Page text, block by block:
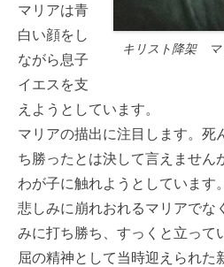
キリスト降架 マ
マリアは青
白い顔をし
ながら息子
イエスを支
えようとしています。
マリアの描出に注目します。死
ち勝ったとは決して言えません
わが子に触れようとしています。
悲しみに崩れおれるマリアでな
みに打ち勝ち、すっくと立って
屈の精神として当時迎えられた